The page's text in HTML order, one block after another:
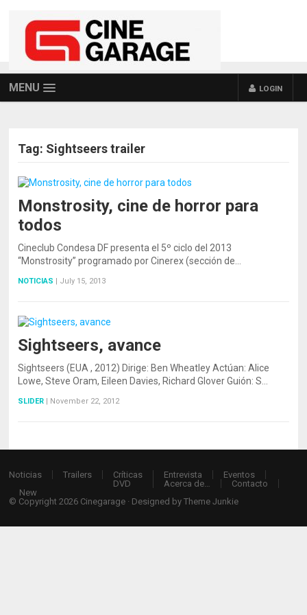
MENU LOGIN
Tag: Sightseers trailer
Monstrosity, cine de horror para
todos
Cineclub Condesa DF presenta el 5º ciclo del 2013
“Monstrosity” programado por Cinerex (sección de…
NOTICIAS | July 15, 2013
Sightseers, avance
Sightseers (EUA , 2012) Dirige: Ben Wheatley Actúan: Alice
Lowe, Steve Oram, Eileen Davies, Richard Glover Guión: S…
SLIDER | November 22, 2012
Noticias Trailers
Críticas
DVD
Entrevista
Eventos
Acerca de…
Contacto
New
© Copyright 2026 Cinegarage · Designed byTheme Junkie